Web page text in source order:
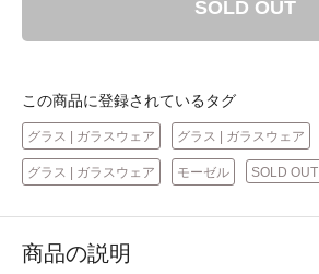
SOLD OUT
この商品に登録されているタグ
グラス | ガラスウェア グラス | ガラスウェア
グラス | ガラスウェア モーゼル SOLD OUT
商品の説明